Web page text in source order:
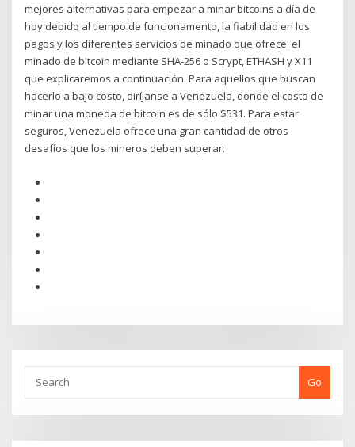
mejores alternativas para empezar a minar bitcoins a día de
hoy debido al tiempo de funcionamento, la fiabilidad en los
pagos y los diferentes servicios de minado que ofrece: el
minado de bitcoin mediante SHA-256 o Scrypt, ETHASH y X11
que explicaremos a continuación. Para aquellos que buscan
hacerlo a bajo costo, diríjanse a Venezuela, donde el costo de
minar una moneda de bitcoin es de sólo $531. Para estar
seguros, Venezuela ofrece una gran cantidad de otros
desafíos que los mineros deben superar.
Go